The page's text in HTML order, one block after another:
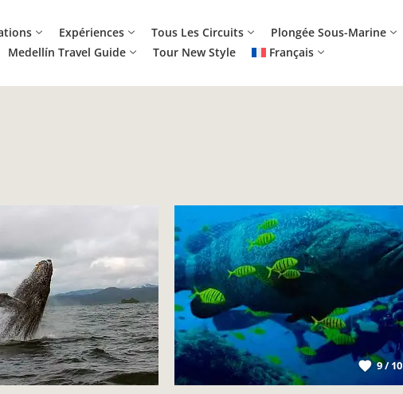
Expériences Tous Les Circuits Plongée Sous-Marine
Medellín Travel Guide
Tour New Style Français
9 / 10